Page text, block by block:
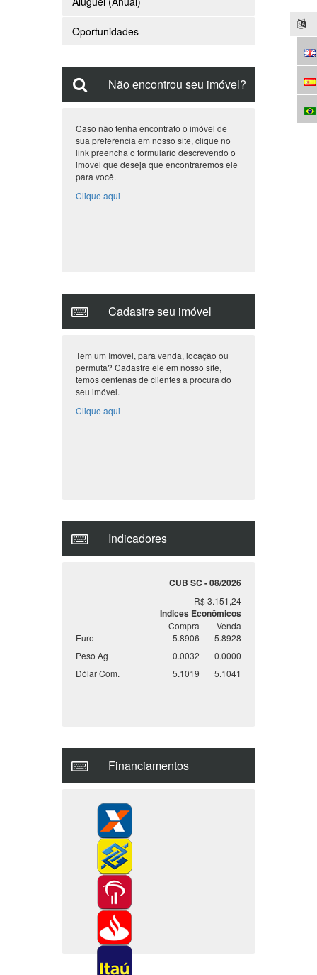
Caso não tenha encontrato o imóvel de
sua preferencia em nosso site, clique no
imovel que deseja que encontraremos ele
para você.
Clique aqui
Tem um Imóvel, para venda, locação ou
permuta? Cadastre ele em nosso site,
seu imóvel.
Clique aqui
Compra
Venda
5.8906
5.8928
0.0032
0.0000
Dólar Com.
5.1019 5.1041
Clima